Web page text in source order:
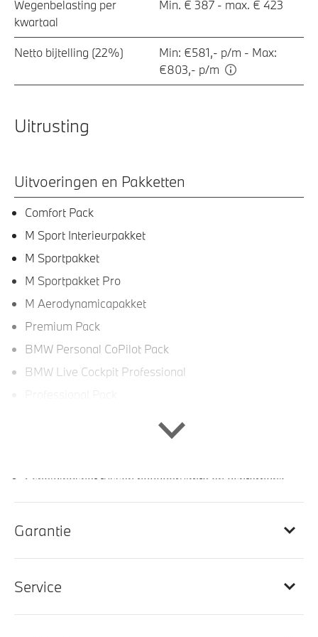
Wegenbelasting per
kwartaal
Min. € 387 - max. € 423
Netto bijtelling (22%)
Min: €581,- p/m - Max:
€803,- p/m
Uitrusting
Uitvoeringen en Pakketten
Comfort Pack
M Sport Interieurpakket
M Sportpakket
M Sportpakket Pro
M Aerodynamicapakket
Premium Pack
BMW Personal CoPilot Pack
BMW Live Cockpit Professional
Scheidingsnet tussen bagageruimte en achterbank
Sportstoelen voor
Ambiance verlichting
M Sportstuurwiel met leder bekleed
Stuurwielrand verwarmd
Garantie
Service